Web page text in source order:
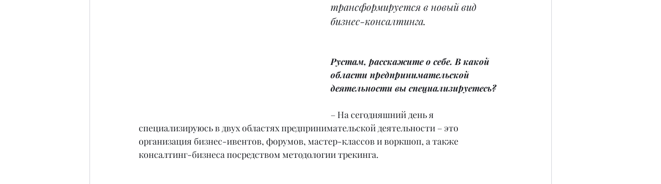
трансформируется в новый вид
бизнес-консалтинга.
Рустам, расскажите о себе. В какой
области предпринимательской
деятельности вы специализируетесь?
– На сегодняшний день я
специализируюсь в двух областях предпринимательской деятельности – это
организация бизнес-ивентов, форумов, мастер-классов и воркшоп, а также
консалтинг-бизнеса посредством методологии трекинга.